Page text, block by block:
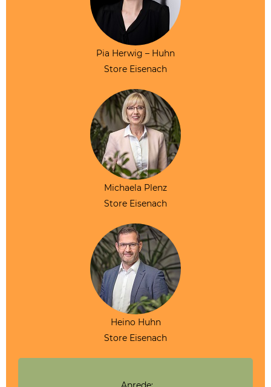
Pia Herwig – Huhn
Store Eisenach
Michaela Plenz
Store Eisenach
Heino Huhn
Store Eisenach